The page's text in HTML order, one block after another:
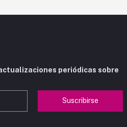
periódicas sobre
Suscribirse